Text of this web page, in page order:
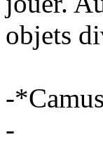
objets
-
-